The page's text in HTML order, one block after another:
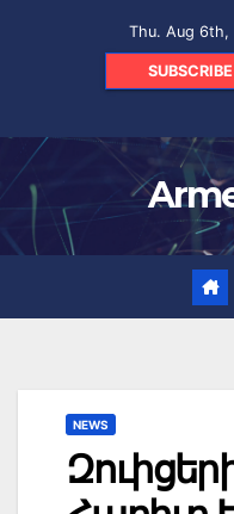
Thu. Aug 6th,
SUBSCRIBE
NEWS